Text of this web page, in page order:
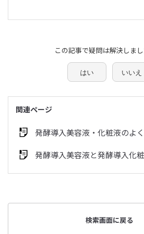
この記事で疑問は解決しま
はい いいえ
関連ページ
発酵導入美容液・化粧液のよ
発酵導入美容液と発酵導入化
検索画面に戻る